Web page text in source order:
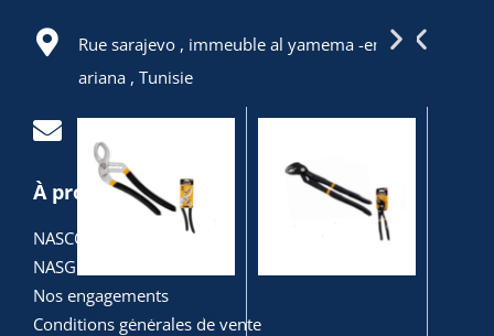
PINCE SANITAIRE
Rue sarajevo , immeuble al yamema -enasser -
ariana , Tunisie
À propos
NASCOM
NASGREEN
Nos engagements
Conditions générales de vente